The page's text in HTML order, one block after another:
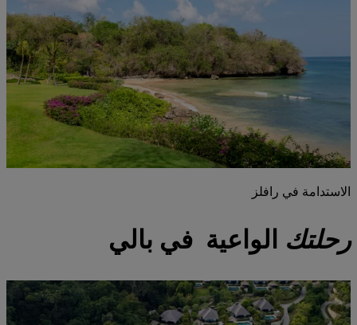
الاستدامة في رافلز
رحلتك الواعية في بالي